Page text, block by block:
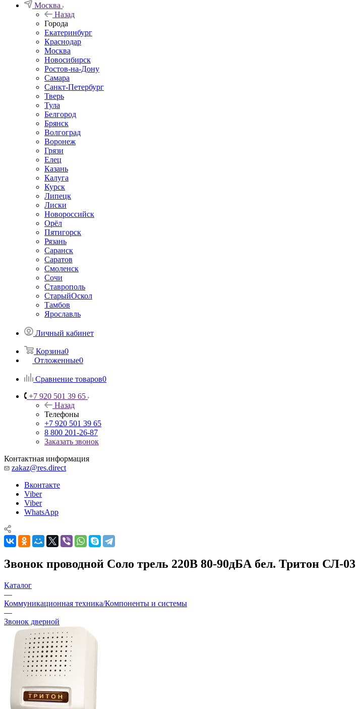
Москва
Назад
Города
Екатеринбург
Краснодар
Москва
Новосибирск
Ростов-на-Дону
Самара
Санкт-Петербург
Тверь
Тула
Белгород
Брянск
Волгоград
Воронеж
Грязи
Елец
Казань
Калуга
Курск
Липецк
Лиски
Новороссийск
Орёл
Пятигорск
Рязань
Саранск
Саратов
Смоленск
Сочи
Ставрополь
СтарыйОскол
Тамбов
Ярославль
Личный кабинет
Корзина0
Отложенные0
Сравнение товаров0
+7 920 501 39 65
Назад
Телефоны
+7 920 501 39 65
8 800 201-26-87
Заказать звонок
Контактная информация
zakaz@res.direct
Вконтакте
Viber
Viber
WhatsApp
Звонок проводной Соло трель 220В 80-90дБА бел. Тритон СЛ-03
Каталог
—
Коммуникационная техника/Компоненты и системы
—
Звонок дверной